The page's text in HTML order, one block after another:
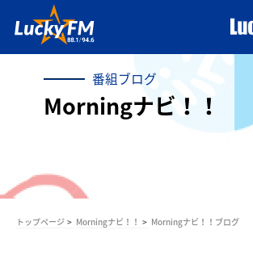
番組ブログ
Morningナビ！！
トップページ Morningナビ！！ Morningナビ！！ブログ